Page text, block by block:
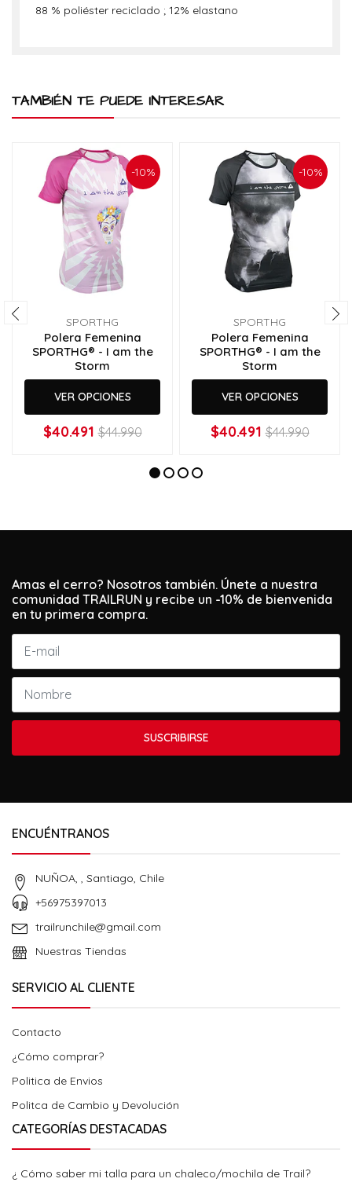
88 % poliéster reciclado ; 12% elastano
TAMBIÉN TE PUEDE INTERESAR
-10%
SPORTHG
Polera Femenina
SPORTHG® - I am the
Storm
VER OPCIONES
$40.491 $44.990
-10%
SPORTHG
Polera Femenina
SPORTHG® - I am the
Storm
VER OPCIONES
$40.491 $44.990
Amas el cerro? Nosotros también. Únete a nuestra
comunidad TRAILRUN y recibe un -10% de bienvenida
en tu primera compra.
SUSCRIBIRSE
ENCUÉNTRANOS
NUÑOA, , Santiago, Chile
+56975397013
trailrunchile@gmail.com
Nuestras Tiendas
SERVICIO AL CLIENTE
Contacto
¿Cómo comprar?
Politica de Envios
Politca de Cambio y Devolución
CATEGORÍAS DESTACADAS
¿ Cómo saber mi talla para un chaleco/mochila de Trail?